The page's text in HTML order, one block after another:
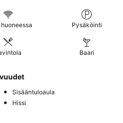
Pysäköinti
Baari
Sisääntuloaula
Hissi